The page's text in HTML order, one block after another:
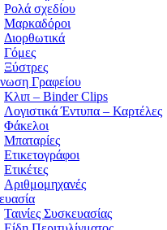
Ρολά σχεδίου
Μαρκαδόροι
Διορθωτικά
Γόμες
Ξύστρες
Γραφείου
Κλιπ – Binder Clips
Λογιστικά Έντυπα – Καρτέλες
Φάκελοι
Μπαταρίες
Ετικετογράφοι
Ετικέτες
Αριθμομηχανές
Ταινίες Συσκευασίας